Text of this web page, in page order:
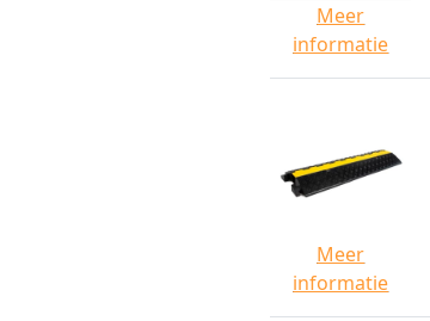
Meer
informatie
Meer
informatie